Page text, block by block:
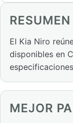
RESUMEN
El Kia Niro
disponibles en
MEJOR